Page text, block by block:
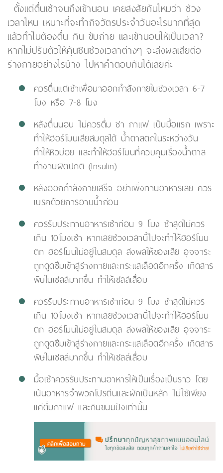
ตั้งแต่ตื่นเช้าจนถึงเข้านอน เคยสงสัยกันไหมว่า ช่วง
เวลาไหน เหมาะที่จะทำกิจวัตรประจำวันอะไรมากที่สุด
แล้วทำไมต้องตื่น กิน ขับถ่าย และเข้านอนให้เป็นเวลา?
หากไม่ปรับตัวให้คุ้นชินช่วงเวลาต่างๆ จะส่งผลเสียต่อ
ร่างกายอย่างไรบ้าง ไปหาคำตอบกันได้เลยค่ะ
ควรตื่นแต่เช้าเพื่อมาออกกำลังกายในช่วงเวลา 6-7
โมง หรือ 7-8 โมง
หลังตื่นนอน ไม่ควรดื่ม ชา กาแฟ เป็นมื้อแรก เพราะ
ทำให้ฮอร์โมนเสียสมดุลได้ น้ำตาลตกในระหว่างวัน
ทำให้หิวบ่อย และทำให้ฮอร์โมนที่ควบคุมเรื่องน้ำตาล
ทำงานผิดปกติ (Insulin)
หลังออกกำลังกายเสร็จ อย่าเพิ่งทานอาหารเลย ควร
เบรคด้วยการอาบน้ำก่อน
ควรรับประทานอาหารเช้าก่อน 9 โมง ช้าสุดไม่ควร
เกิน 10โมงเช้า หากเลยช่วงเวลานี้ไปจะทำให้ฮอร์โมน
ตก ฮอร์โมนไม่อยู่ในสมดุล ส่งผลให้ของเสีย อุจจาระ
ถูกดูดซึมเข้าสู่ร่างกายและกระแสเลือดอีกครั้ง เกิดสาร
พิษในเซลล์มากขึ้น ทำให้เซลล์เสื่อม
ควรรับประทานอาหารเช้าก่อน 9 โมง ช้าสุดไม่ควร
เกิน 10โมงเช้า หากเลยช่วงเวลานี้ไปจะทำให้ฮอร์โมน
ตก ฮอร์โมนไม่อยู่ในสมดุล ส่งผลให้ของเสีย อุจจาระ
ถูกดูดซึมเข้าสู่ร่างกายและกระแสเลือดอีกครั้ง เกิดสาร
พิษในเซลล์มากขึ้น ทำให้เซลล์เสื่อม
มื้อเช้าควรรับประทานอาหารให้เป็นเรื่องเป็นราว โดย
เน้นอาหารจำพวกโปรตีนและผักเป็นหลัก ไม่ใช่เพียง
แค่ดื่มกาแฟ และกินขนมปังเท่านั้น